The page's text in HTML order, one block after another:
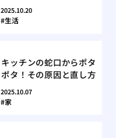
2025.10.20
生活
キッチンの蛇口からポタ
ポタ！その原因と直し方
2025.10.07
家